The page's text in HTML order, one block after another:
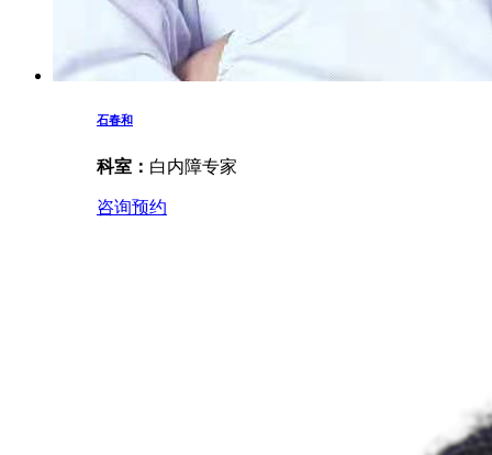
石春和
科室： 白内障专家
咨询预约